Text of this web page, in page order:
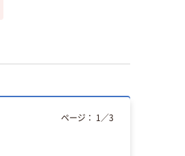
ページ： 1 ／3